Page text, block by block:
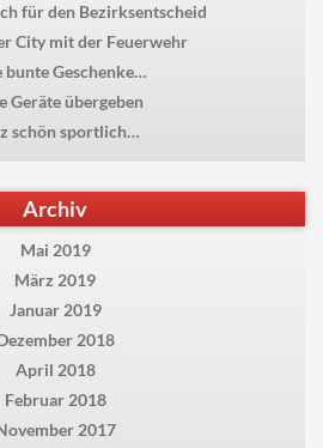
für den Bezirksentscheid
City mit der Feuerwehr
bunte Geschenke…
Geräte übergeben
schön sportlich…
Archiv
Mai 2019
März 2019
Januar 2019
2018
April 2018
Februar 2018
2017